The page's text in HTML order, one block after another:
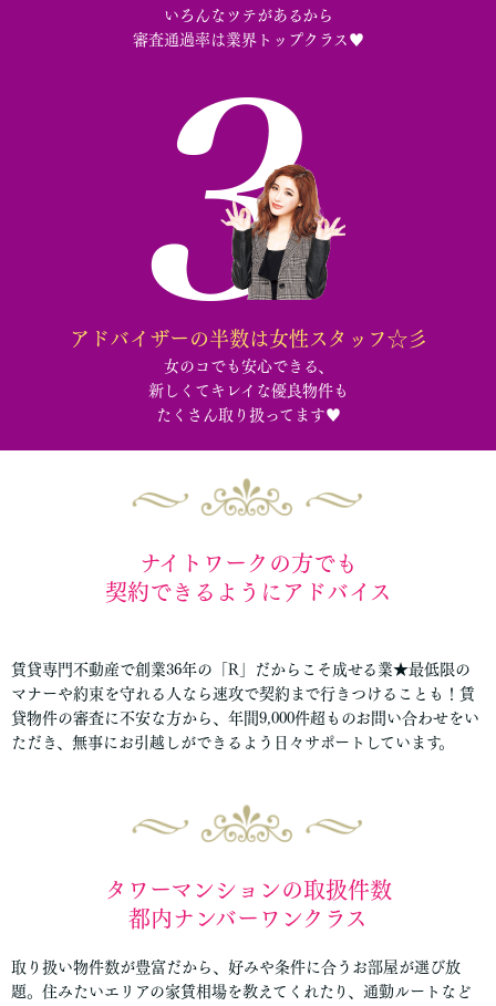
いろんなツテがあるから
審査通過率は業界トップクラス♥︎
アドバイザーの半数は女性スタッフ☆彡
女のコでも安心できる、
新しくてキレイな優良物件も
たくさん取り扱ってます♥
ナイトワークの方でも
契約できるようにアドバイス
賃貸専門不動産で創業36年の「R」だからこそ成せる業★最低限の
マナーや約束を守れる人なら速攻で契約まで行きつけることも！賃
貸物件の審査に不安な方から、年間9,000件超ものお問い合わせをい
ただき、無事にお引越しができるよう日々サポートしています。
タワーマンションの取扱件数
都内ナンバーワンクラス
取り扱い物件数が豊富だから、好みや条件に合うお部屋が選び放
題。住みたいエリアの家賃相場を教えてくれたり、通勤ルートなど